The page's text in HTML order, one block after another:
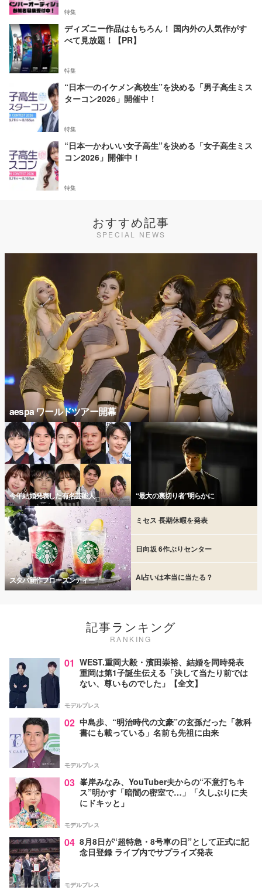
特集
ディズニー作品はもちろん！ 国内外の人気作がす
べて見放題！【PR】
特集
“日本一のイケメン高校生”を決める「男子高生ミス
ターコン2026」開催中！
特集
“日本一かわいい女子高生”を決める「女子高生ミス
コン2026」開催中！
特集
おすすめ記事
SPECIAL NEWS
aespa ワールドツアー開幕
今年結婚発表した有名芸能人 “最大の裏切り者”明らかに
スタバ新作フローズンティー
ミセス 長期休暇を発表
日向坂 6作ぶりセンター
AI占いは本当に当たる？
記事ランキング
RANKING
01 WEST.重岡大毅・濱田崇裕、結婚を同時発表
重岡は第1子誕生伝える「決して当たり前では
ない、尊いものでした」【全文】
モデルプレス
02 中島歩、“明治時代の文豪”の玄孫だった「教科
書にも載っている」名前も先祖に由来
モデルプレス
03 峯岸みなみ、YouTuber夫からの“不意打ちキ
ス”明かす「暗闇の密室で…」「久しぶりに夫
にドキッと」
モデルプレス
04 8月8日が“超特急・8号車の日”として正式に記
念日登録 ライブ内でサプライズ発表
モデルプレス